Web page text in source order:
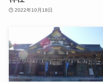
2022年10月18日